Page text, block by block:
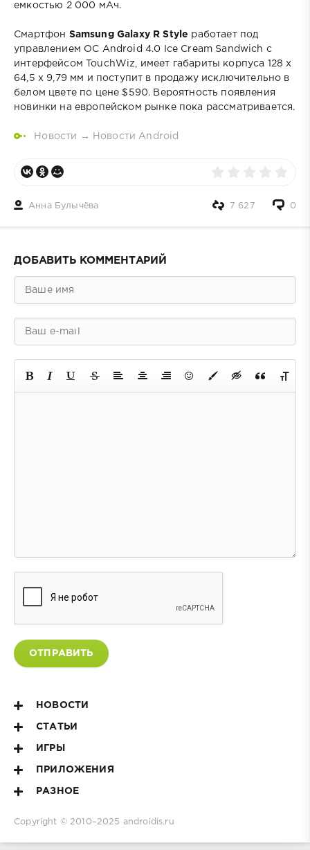
емкостью 2 000 мАч.
Смартфон Samsung Galaxy R Style работает под
управлением ОС Android 4.0 Ice Cream Sandwich с
интерфейсом TouchWiz, имеет габариты корпуса 128 х
64,5 х 9,79 мм и поступит в продажу исключительно в
белом цвете по цене $590. Вероятность появления
новинки на европейском рынке пока рассматривается.
Новости → Новости Android
Анна Булычёва 0
7 627
ДОБАВИТЬ КОММЕНТАРИЙ
ОТПРАВИТЬ
НОВОСТИ
СТАТЬИ
ИГРЫ
ПРИЛОЖЕНИЯ
РАЗНОЕ
Copyright © 2010–2025 androidis.ru